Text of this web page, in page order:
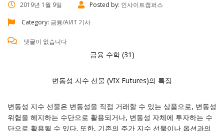
2019년 1월 9일 Posted by: 인사이트캠퍼스
Category: 금융/AI/IT 기사
댓글이 없습니다
금융 수학 (31)
변동성 지수 선물 (VIX Futures)의 특징
변동성 지수 선물은 변동성을 직접 거래할 수 있는 상품으로, 변동성
위험을 헤지하는 수단으로 활용되거나, 변동성 자체에 투자하는 수
단으로 활용될 수 있다. 또한, 기존의 주가 지수 선물이나 옵션과의